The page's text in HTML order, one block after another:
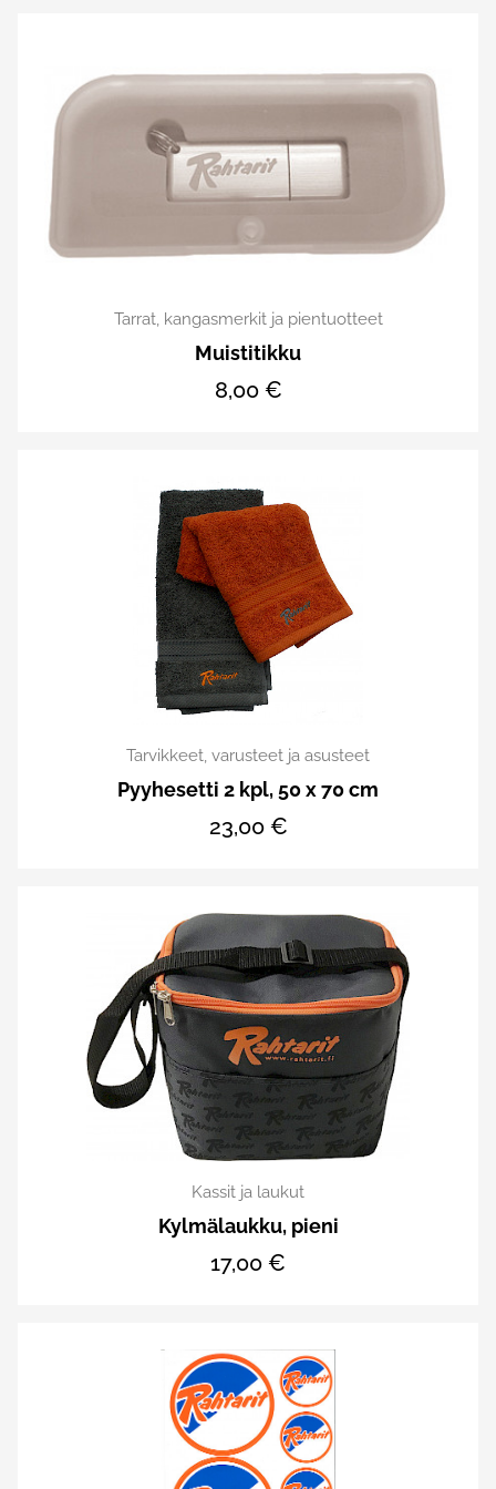
Tarrat, kangasmerkit ja pientuotteet
Muistitikku
8,00 €
Tarvikkeet, varusteet ja asusteet
Pyyhesetti 2 kpl, 50 x 70 cm
23,00 €
Kassit ja laukut
Kylmälaukku, pieni
17,00 €